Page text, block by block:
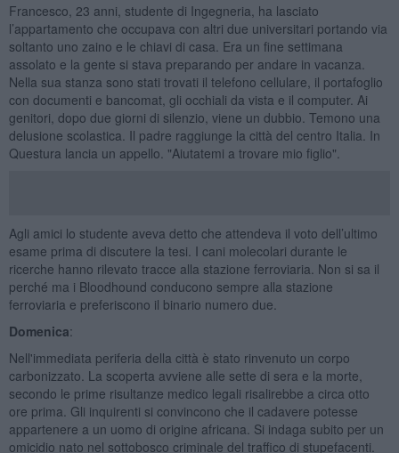
Francesco, 23 anni, studente di Ingegneria, ha lasciato
l’appartamento che occupava con altri due universitari portando via
soltanto uno zaino e le chiavi di casa. Era un fine settimana
assolato e la gente si stava preparando per andare in vacanza.
Nella sua stanza sono stati trovati il telefono cellulare, il portafoglio
con documenti e bancomat, gli occhiali da vista e il computer. Ai
genitori, dopo due giorni di silenzio, viene un dubbio. Temono una
delusione scolastica. Il padre raggiunge la città del centro Italia. In
Questura lancia un appello. "Aiutatemi a trovare mio figlio".
Agli amici lo studente aveva detto che attendeva il voto dell’ultimo
esame prima di discutere la tesi. I cani molecolari durante le
ricerche hanno rilevato tracce alla stazione ferroviaria. Non si sa il
perché ma i Bloodhound conducono sempre alla stazione
ferroviaria e preferiscono il binario numero due.
Domenica:
Nell'immediata periferia della città è stato rinvenuto un corpo
carbonizzato. La scoperta avviene alle sette di sera e la morte,
secondo le prime risultanze medico legali risalirebbe a circa otto
ore prima. Gli inquirenti si convincono che il cadavere potesse
appartenere a un uomo di origine africana. Si indaga subito per un
omicidio nato nel sottobosco criminale del traffico di stupefacenti.